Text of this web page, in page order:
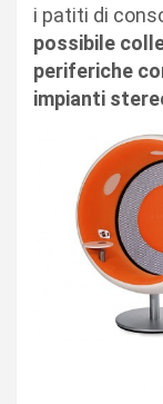
i patiti di
possibile
periferiche
impianti